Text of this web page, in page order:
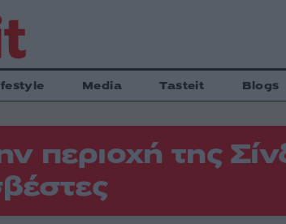
Media Tasteit Blogs
περιοχή της